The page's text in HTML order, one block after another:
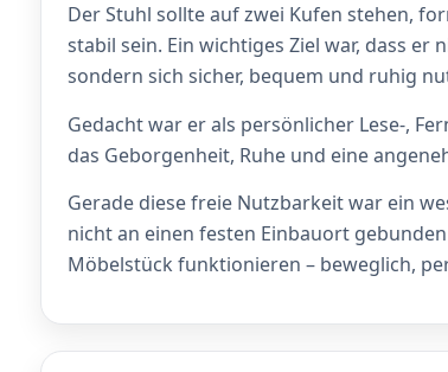
Der Stuhl sollte auf zwei Kufen stehen,
stabil sein. Ein wichtiges Ziel war, dass
sondern sich sicher, bequem und ruhig
Gedacht war er als persönlicher Lese-,
das Geborgenheit, Ruhe und eine
Gerade diese freie Nutzbarkeit war ein
nicht an einen festen Einbauort
Möbelstück funktionieren – beweglich,